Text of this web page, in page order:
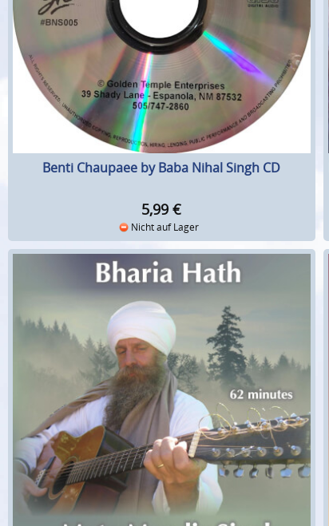
Benti Chaupaee by Baba Nihal Singh CD
5,99 €
Nicht auf Lager